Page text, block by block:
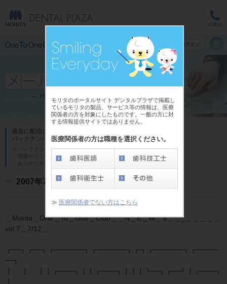
モリタのポータルサイト デンタルプラザで掲載し
ているモリタの製品、サービス等の情報は、医療
関係者の方を対象にしたものです。一般の方に対
する情報提供サイトではありません。
医療関係者の方は職種を選択ください。
≫ 医療関係者でない方はこちら
過去に配信した「One To One Club メール」の
バックナンバーです。
※バックナンバーの内容は発行時のものであり、
情報やリンク先が異なる場合がございます。
あらかじめご了承ください。
2007年7月号
＿Morita＿One＿To＿One＿Club＿＿N＿E＿W＿S＿＿_＿＿＿＿＿
vol.7＿7/12＿
┏━┓┏━┓┏━━━━┓┏━━━━┓┏┓┏━━━━┓┏━━━
━┓
┃ ┃ ┃┃┏━━┓┃┃┏━━┓┃┃┃┗━┓┏━┛┃┏━━┓